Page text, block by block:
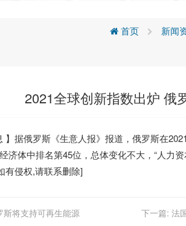
首页 新闻
2021全球创新指数出炉 俄
】据俄罗斯《生意人报》报道，俄罗斯在
济体中排名第45位，总体变化不大，“人力
有侵权,请联系删除]
保要求 俄罗斯将支持可再生能源 下一篇: 法